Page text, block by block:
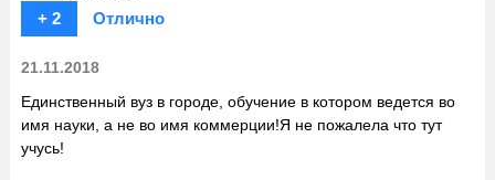
+ 2
Отлично
21.11.2018
Единственный вуз в городе, обучение в котором ведется во
имя науки, а не во имя коммерции!Я не пожалела что тут
учусь!